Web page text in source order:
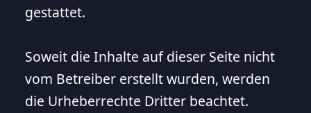
gestattet.
Soweit die Inhalte auf dieser Seite nicht
vom Betreiber erstellt wurden, werden
die Urheberrechte Dritter beachtet.